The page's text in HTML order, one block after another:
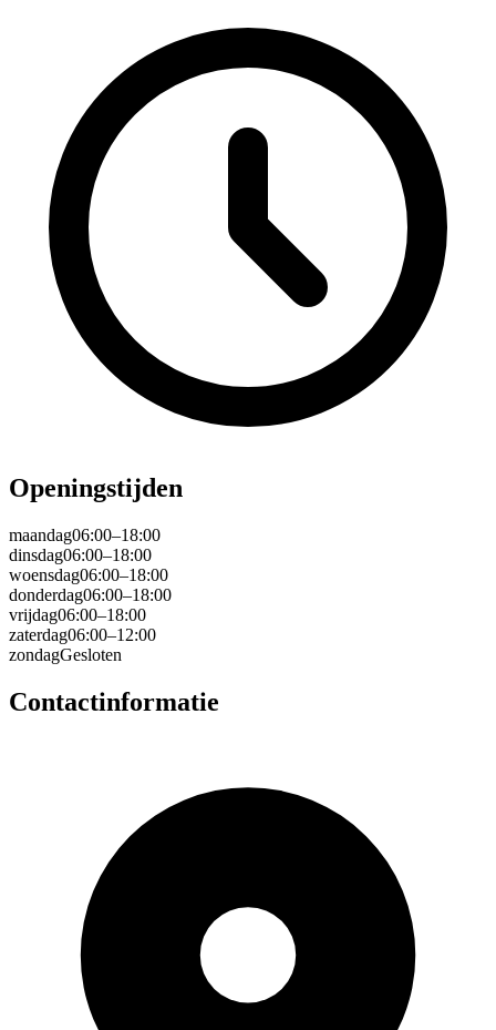
Openingstijden
maandag06:00–18:00
dinsdag06:00–18:00
woensdag06:00–18:00
donderdag06:00–18:00
vrijdag06:00–18:00
zaterdag06:00–12:00
zondagGesloten
Contactinformatie